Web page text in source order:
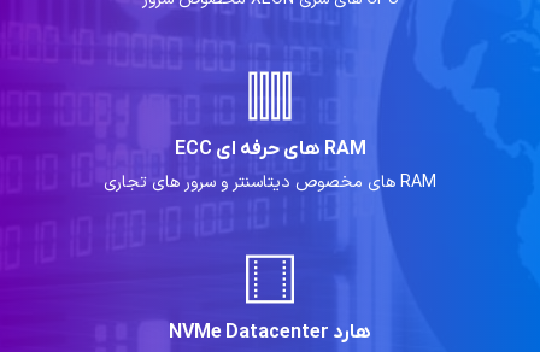
RAM های حرفه ای ECC
RAM های مخصوص دیتاسنتر و سرور های تجاری
هارد NVMe Datacenter